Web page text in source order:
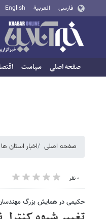
فارسی العربية English
صفحه اصلی سیاست
صفحه اصلی اخبار استان ها
۰ نفر
حکیمی در همایش بزرگ